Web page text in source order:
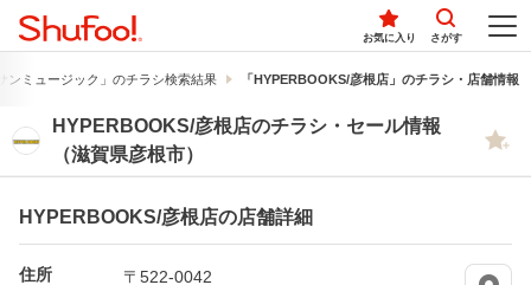
お気に入り さがす
ンミュージック」のチラシ検索結果 「HYPERBOOKS/彦根店」のチラシ・店舗情報
HYPERBOOKS/彦根店のチラシ・セール情報
（滋賀県彦根市）
HYPERBOOKS/彦根店の店舗詳細
住所
〒522-0042